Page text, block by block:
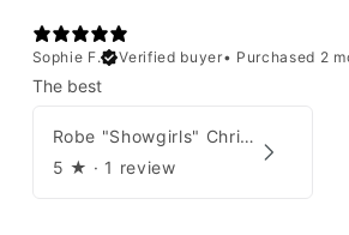
Sophie F.
Verified buyer• Purchased 2
The best
Robe "Showgirls" Christian Dior par John Galliano Été 2003
5 ★ · 1 review